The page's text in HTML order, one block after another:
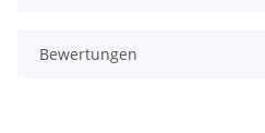
Bewertungen